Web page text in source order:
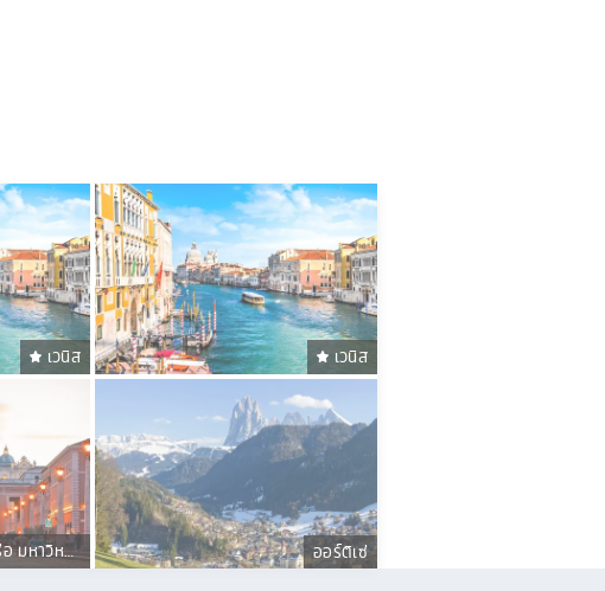
เวนิส เวนิส
มหาวิหาร
ออร์ติเซ่